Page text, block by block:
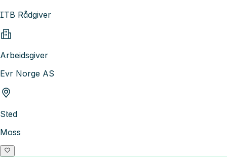
ITB Rådgiver
Arbeidsgiver
Evr Norge AS
Sted
Moss